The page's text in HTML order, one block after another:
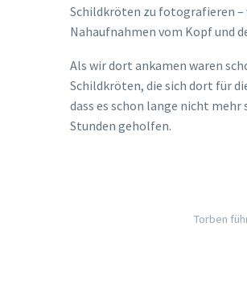
Schildkröten zu fotografieren –
Nahaufnahmen vom Kopf und
Als wir dort ankamen waren
Schildkröten, die sich dort für
dass es schon lange nicht
Stunden geholfen.
Torben